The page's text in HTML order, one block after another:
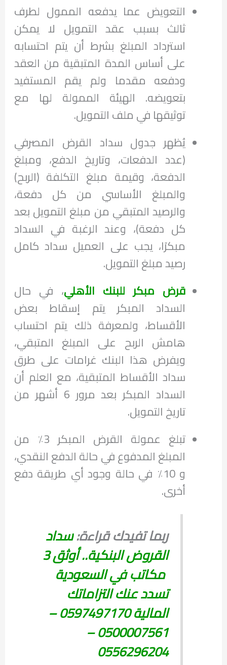
التعويض عما يدفعه الممول لطرف
ثالث بسبب عقد التمويل لا يمكن
استرداد المبلغ بشرط أن يتم احتسابه
على أساس المدة المتبقية من العقد
ودفعه مقدما ولم يقم المستفيد
بتعويضه. الهيئة الممولة لها مع
توثيقها في ملف التمويل.
يُظهر جدول سداد القرض المصرفي
(عدد الدفعات، وتاريخ الدفع، ومبلغ
الدفعة، وقيمة مبلغ التكلفة (الربح)
والمبلغ الأساسي من كل دفعة،
والرصيد المتبقي من مبلغ التمويل بعد
كل دفعة)، وعند الرغبة في السداد
مبكرًا، يجب على العميل سداد كامل
رصيد مبلغ التمويل.
قرض مبكر للبنك الأهلي، في حال
السداد المبكر يتم إسقاط بعض
الأقساط، ولمعرفة ذلك يتم احتساب
هامش الربح على المبلغ المتبقي،
ويفرض هذا البنك غرامات على طرق
سداد الأقساط المتبقية، مع العلم أن
السداد المبكر بعد مرور 6 أشهر من
تاريخ التمويل.
تبلغ عمولة القرض المبكر 3٪ من
المبلغ المدفوع في حالة الدفع النقدي،
و 10٪ في حالة وجود أي طريقة دفع
أخرى.
ربما تفيدك قراءة:سداد
القروض البنكية.. أوثق 3
مكاتب في السعودية
تسدد عنك التزاماتك
المالية 0597497170 –
0500007561 –
0556296204